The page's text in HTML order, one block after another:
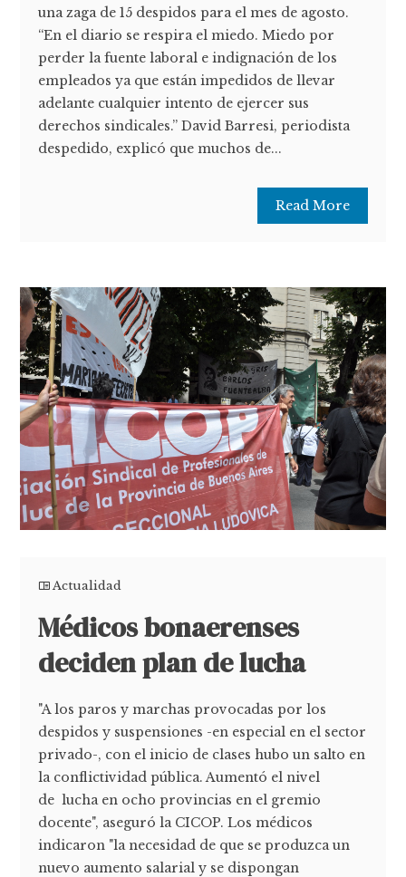
una zaga de 15 despidos para el mes de agosto.
“En el diario se respira el miedo. Miedo por
perder la fuente laboral e indignación de los
empleados ya que están impedidos de llevar
adelante cualquier intento de ejercer sus
derechos sindicales.” David Barresi, periodista
despedido, explicó que muchos de...
Read More
Actualidad
Médicos bonaerenses
deciden plan de lucha
"A los paros y marchas provocadas por los
despidos y suspensiones -en especial en el sector
privado-, con el inicio de clases hubo un salto en
la conflictividad pública. Aumentó el nivel
de lucha en ocho provincias en el gremio
docente", aseguró la CICOP. Los médicos
indicaron "la necesidad de que se produzca un
nuevo aumento salarial y se dispongan